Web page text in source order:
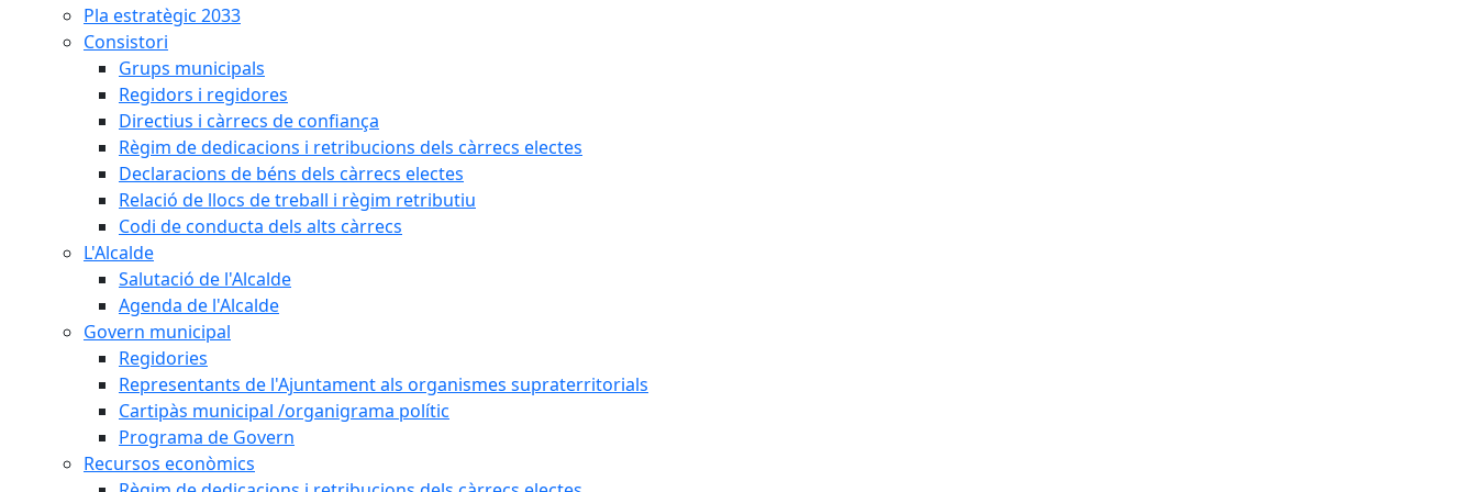
Pla estratègic 2033
Consistori
Grups municipals
Regidors i regidores
Directius i càrrecs de confiança
Règim de dedicacions i retribucions dels càrrecs electes
Declaracions de béns dels càrrecs electes
Relació de llocs de treball i règim retributiu
Codi de conducta dels alts càrrecs
L'Alcalde
Salutació de l'Alcalde
Agenda de l'Alcalde
Govern municipal
Regidories
Representants de l'Ajuntament als organismes supraterritorials
Cartipàs municipal /organigrama polític
Programa de Govern
Recursos econòmics